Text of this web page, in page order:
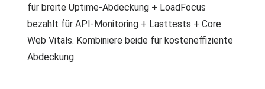
für breite Uptime-Abdeckung + LoadFocus
bezahlt für API-Monitoring + Lasttests + Core
Web Vitals. Kombiniere beide für kosteneffiziente
Abdeckung.